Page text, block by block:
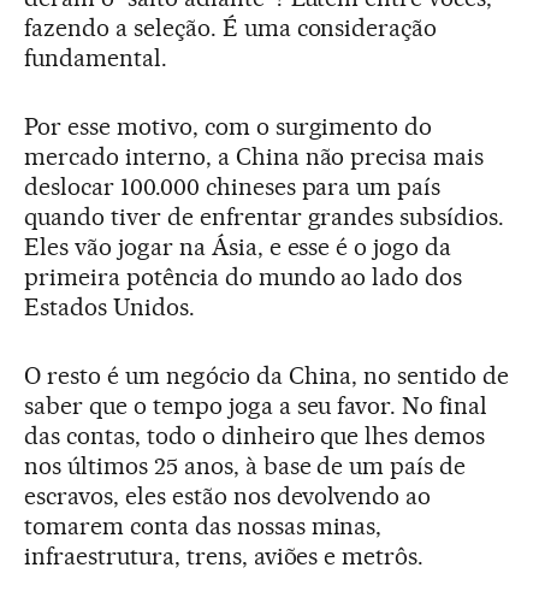
fazendo a seleção. É uma consideração
fundamental.
Por esse motivo, com o surgimento do
mercado interno, a China não precisa mais
deslocar 100.000 chineses para um país
quando tiver de enfrentar grandes subsídios.
Eles vão jogar na Ásia, e esse é o jogo da
primeira potência do mundo ao lado dos
Estados Unidos.
O resto é um negócio da China, no sentido de
saber que o tempo joga a seu favor. No final
das contas, todo o dinheiro que lhes demos
nos últimos 25 anos, à base de um país de
escravos, eles estão nos devolvendo ao
tomarem conta das nossas minas,
infraestrutura, trens, aviões e metrôs.